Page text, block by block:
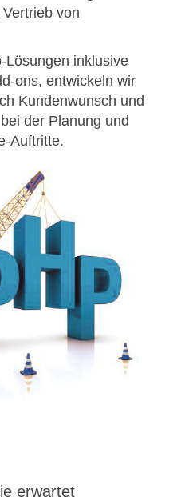
von
Lösungen inklusive
ons, entwickeln wir
Kundenwunsch und
der Planung und
Auftritte.
erwartet